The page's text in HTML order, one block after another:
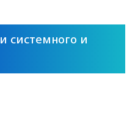
системного и